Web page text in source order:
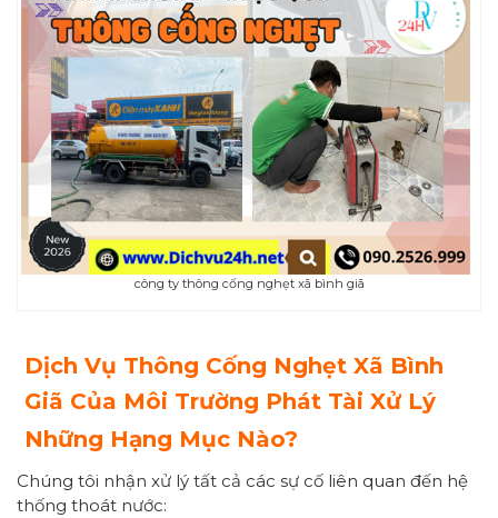
công ty thông cống nghẹt xã bình giã
Dịch Vụ Thông Cống Nghẹt Xã Bình
Giã Của Môi Trường Phát Tài Xử Lý
Những Hạng Mục Nào?
Chúng tôi nhận xử lý tất cả các sự cố liên quan đến hệ
thống thoát nước: